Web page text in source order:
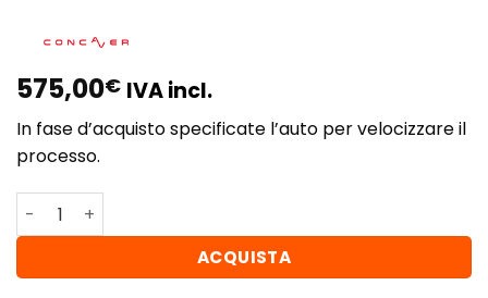
575,00€ IVA incl.
In fase d’acquisto specificate l’auto per velocizzare il
processo.
Concaver CVR7 20x9 ET35 5x114,3 Double Tinted Black
ACQUISTA